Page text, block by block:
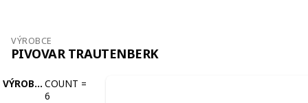
VÝROBCE
PIVOVAR TRAUTENBERK
VÝROBCE COUNT =
6